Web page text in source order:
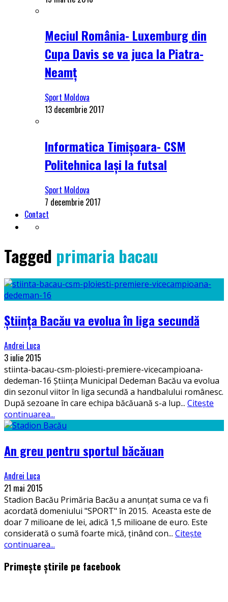
Meciul România- Luxemburg din
Cupa Davis se va juca la Piatra-
Neamț
Sport Moldova
13 decembrie 2017
Informatica Timișoara- CSM
Politehnica Iași la futsal
Sport Moldova
7 decembrie 2017
Contact
Tagged primaria bacau
Știința Bacău va evolua în liga secundă
Andrei Luca
3 iulie 2015
stiinta-bacau-csm-ploiesti-premiere-vicecampioana-
dedeman-16 Știința Municipal Dedeman Bacău va evolua
din sezonul viitor în liga secundă a handbalului românesc.
După sezoane în care echipa băcăuană s-a lup... Citește
continuarea...
An greu pentru sportul băcăuan
Andrei Luca
21 mai 2015
Stadion Bacău Primăria Bacău a anunțat suma ce va fi
acordată domeniului "SPORT" în 2015. Aceasta este de
doar 7 milioane de lei, adică 1,5 milioane de euro. Este
considerată o sumă foarte mică, ținând con... Citește
continuarea...
Primește știrile pe facebook